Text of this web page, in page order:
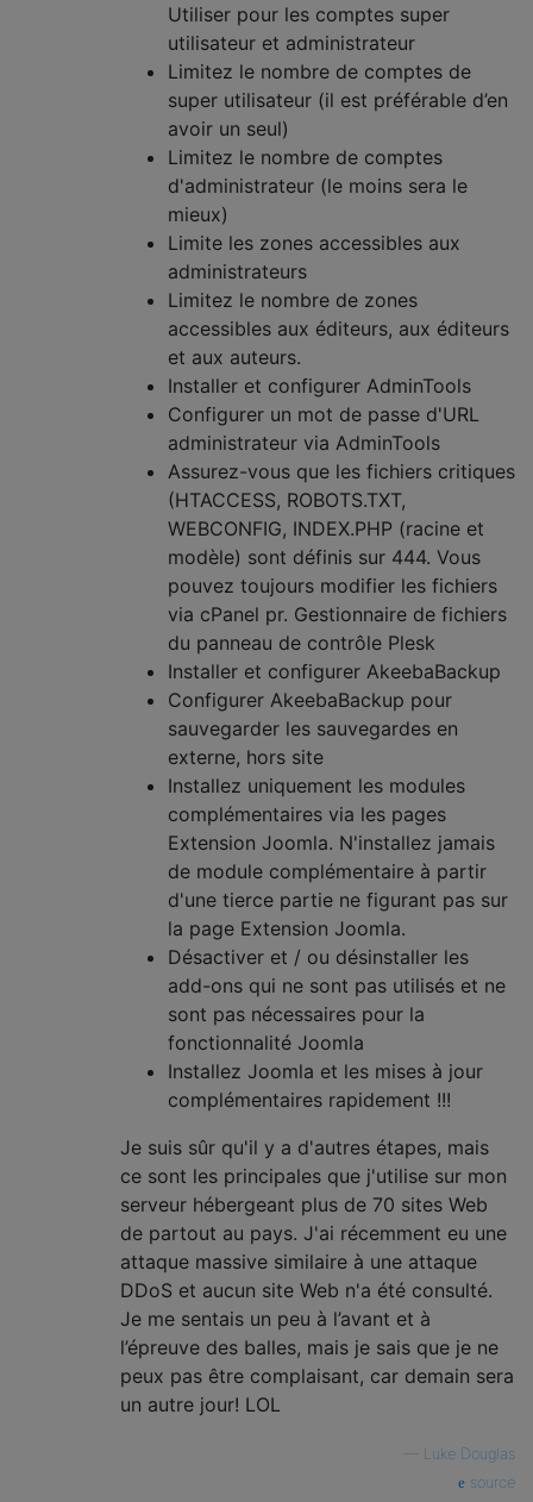
Utiliser pour les comptes super
utilisateur et administrateur
Limitez le nombre de comptes de
super utilisateur (il est préférable d’en
avoir un seul)
Limitez le nombre de comptes
d'administrateur (le moins sera le
mieux)
Limite les zones accessibles aux
administrateurs
Limitez le nombre de zones
accessibles aux éditeurs, aux éditeurs
et aux auteurs.
Installer et configurer AdminTools
Configurer un mot de passe d'URL
administrateur via AdminTools
Assurez-vous que les fichiers critiques
(HTACCESS, ROBOTS.TXT,
WEBCONFIG, INDEX.PHP (racine et
modèle) sont définis sur 444. Vous
pouvez toujours modifier les fichiers
via cPanel pr. Gestionnaire de fichiers
du panneau de contrôle Plesk
Installer et configurer AkeebaBackup
Configurer AkeebaBackup pour
sauvegarder les sauvegardes en
externe, hors site
Installez uniquement les modules
complémentaires via les pages
Extension Joomla. N'installez jamais
de module complémentaire à partir
d'une tierce partie ne figurant pas sur
la page Extension Joomla.
Désactiver et / ou désinstaller les
add-ons qui ne sont pas utilisés et ne
sont pas nécessaires pour la
fonctionnalité Joomla
Installez Joomla et les mises à jour
complémentaires rapidement !!!
Je suis sûr qu'il y a d'autres étapes, mais
ce sont les principales que j'utilise sur mon
serveur hébergeant plus de 70 sites Web
de partout au pays. J'ai récemment eu une
attaque massive similaire à une attaque
DDoS et aucun site Web n'a été consulté.
Je me sentais un peu à l’avant et à
l’épreuve des balles, mais je sais que je ne
peux pas être complaisant, car demain sera
un autre jour! LOL
Luke Douglas
source